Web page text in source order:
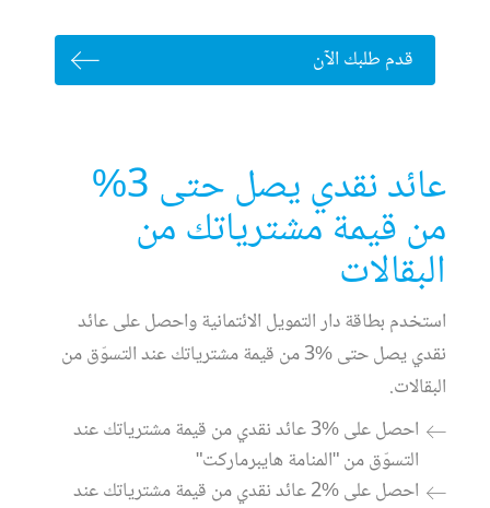
قدم طلبك الآن
عائد نقدي يصل حتى 3%
من قيمة مشترياتك من
البقالات
استخدم بطاقة دار التمويل الائتمانية واحصل على عائد
نقدي يصل حتى %3 من قيمة مشترياتك عند التسوّق من
البقالات.
احصل على %3 عائد نقدي من قيمة مشترياتك عند
التسوّق من "المنامة هايبرماركت"
احصل على %2 عائد نقدي من قيمة مشترياتك عند